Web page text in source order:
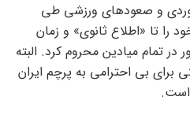
و صعودهای ورزشی طی
را تا «اطلاع ثانوی» و زمان
تمام میادین محروم کرد. البته
برای بی احترامی به پرچم ایران
است.